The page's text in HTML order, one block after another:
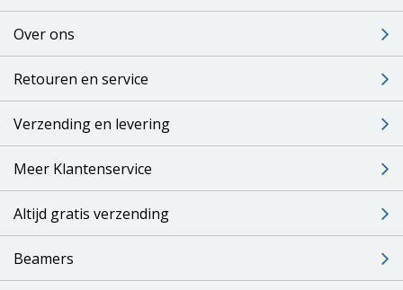
Over ons
Retouren en service
Verzending en levering
Meer Klantenservice
Altijd gratis verzending
Beamers